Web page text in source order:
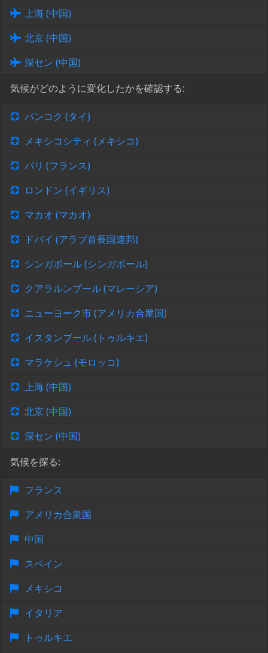
上海 (中国)
北京 (中国)
深セン (中国)
気候がどのように変化したかを確認する:
バンコク (タイ)
メキシコシティ (メキシコ)
パリ (フランス)
ロンドン (イギリス)
マカオ (マカオ)
ドバイ (アラブ首長国連邦)
シンガポール (シンガポール)
クアラルンプール (マレーシア)
ニューヨーク市 (アメリカ合衆国)
イスタンブール (トゥルキエ)
マラケシュ (モロッコ)
上海 (中国)
北京 (中国)
深セン (中国)
気候を探る:
フランス
アメリカ合衆国
中国
スペイン
メキシコ
イタリア
トゥルキエ